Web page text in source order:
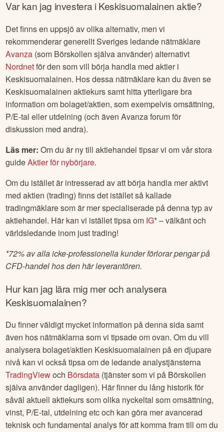
Var kan jag investera iKeskisuomalainenaktie?
Det finns en uppsjö av olika alternativ, men vi
rekommenderar generellt Sveriges ledande nätmäklare
Avanza (som Börskollen själva använder) alternativt
Nordnetför den som vill börja handla med aktier i
Keskisuomalainen. Hos dessa nätmäklare kan du även se
Keskisuomalainen aktiekurs samt hitta ytterligare bra
information om bolaget/aktien, som exempelvis omsättning,
P/E-tal eller utdelning (och även Avanza forum för
diskussion med andra).
Läs mer: Om du är ny till aktiehandel tipsar vi om vår stora
guideAktier för nybörjare.
Om du istället är intresserad av att börja handla mer aktivt
med aktien (trading) finns det istället så kallade
tradingmäklare som är mer specialiserade på denna typ av
aktiehandel. Här kan vi istället tipsa om IG* – välkänt och
världsledande inom just trading!
*72% av alla icke-professionella kunder förlorar pengar på
CFD-handel hos den här leverantören.
Hur kan jag lära mig mer och analysera
Keskisuomalainen?
Du finner väldigt mycket information på denna sida samt
även hos nätmäklarna som vi tipsade om ovan. Om du vill
analysera bolaget/aktien Keskisuomalainen på en djupare
nivå kan vi också tipsa om de ledande analystjänsterna
TradingViewoch Börsdata (tjänster som vi på Börskollen
själva använder dagligen). Här finner du lång historik för
såväl aktuell aktiekurs som olika nyckeltal som omsättning,
vinst, P/E-tal, utdelning etc och kan göra mer avancerad
teknisk och fundamental analys för att komma fram till om du